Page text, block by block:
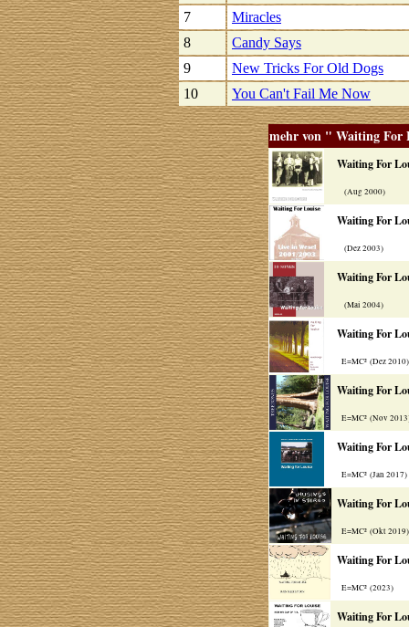
7
Miracles
8
Candy Says
9
New Tricks For Old Dogs
10
You Can't Fail Me Now
mehr von " Waiting For
Waiting For
(Aug 2000)
Waiting For
(Dez 2003)
Waiting For
(Mai 2004)
Waiting For
E=MC² (Dez
Waiting For
E=MC² (Nov
Waiting For
E=MC² (Jan 2017)
Waiting For
E=MC² (Okt
Waiting For
E=MC² (2023)
Waiting For